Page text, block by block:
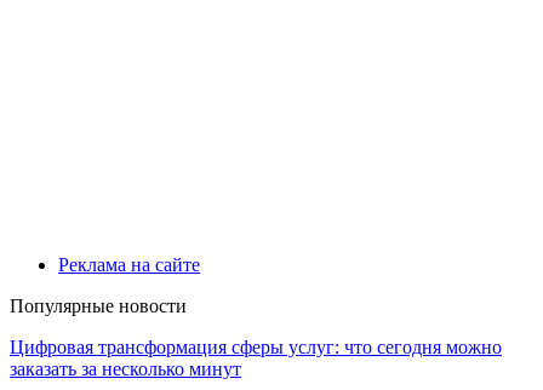
Реклама на сайте
Популярные новости
Цифровая трансформация сферы услуг: что сегодня можно
заказать за несколько минут